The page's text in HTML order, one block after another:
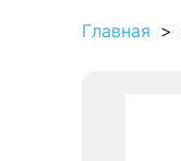
Главная